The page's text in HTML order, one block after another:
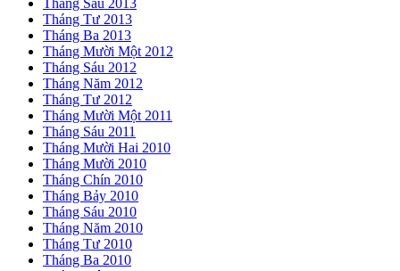
Tháng Tư 2013
Tháng Ba 2013
Tháng Mười Một 2012
Tháng Sáu 2012
Tháng Năm 2012
Tháng Tư 2012
Tháng Mười Một 2011
Tháng Sáu 2011
Tháng Mười Hai 2010
Tháng Mười 2010
Tháng Chín 2010
Tháng Bảy 2010
Tháng Sáu 2010
Tháng Năm 2010
Tháng Tư 2010
Tháng Ba 2010